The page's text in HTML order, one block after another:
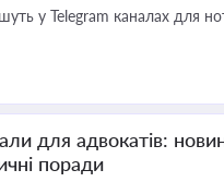
у Telegram каналах для
для адвокатів:
поради